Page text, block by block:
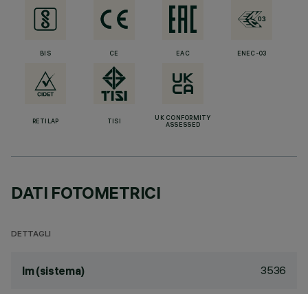
BIS CE EAC ENEC-03
RETILAP TISI
UK CONFORMITY
ASSESSED
DATI FOTOMETRICI
DETTAGLI
lm (sistema) 3536